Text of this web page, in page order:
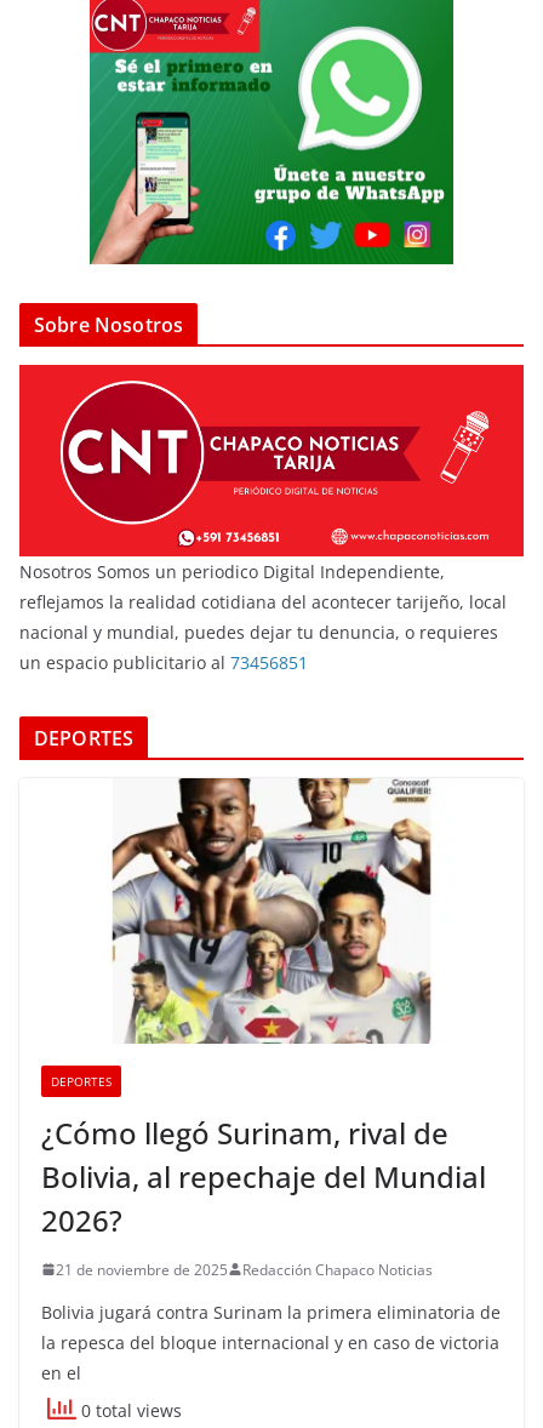
Sobre Nosotros
Nosotros Somos un periodico Digital Independiente,
reflejamos la realidad cotidiana del acontecer tarijeño, local
nacional y mundial, puedes dejar tu denuncia, o requieres
un espacio publicitario al 73456851
DEPORTES
DEPORTES
¿Cómo llegó Surinam, rival de
Bolivia, al repechaje del Mundial
2026?
21 de noviembre de 2025 Redacción Chapaco Noticias
Bolivia jugará contra Surinam la primera eliminatoria de
la repesca del bloque internacional y en caso de victoria
en el
0 total views